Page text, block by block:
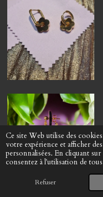
Ce site Web utilise des
votre expérience et afficher
personnalisées. En cliquant
consentez à l'utilisation de
Refuser
E-mail